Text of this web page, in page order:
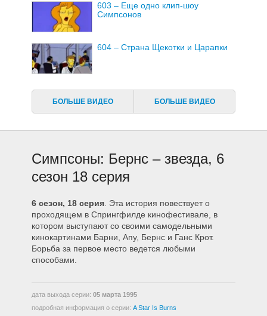
603 – Еще одно клип-шоу
Симпсонов
604 – Страна Щекотки и Царапки
607 – Подруга Барта
608 – Лиза на льду
609 – Гомер – плохой парень
610 – Дедушка против
сексуального бессилия
БОЛЬШЕ ВИДЕО БОЛЬШЕ ВИДЕО
Симпсоны: Бернс – звезда, 6
сезон 18 серия
6 сезон, 18 серия . Эта история повествует о
проходящем в Спрингфилде кинофестивале, в
котором выступают со своими самодельными
кинокартинами Барни, Апу, Бернс и Ганс Крот.
Борьба за первое место ведется любыми
способами.
дата выхода серии: 05 марта 1995
подробная информация о серии: A Star Is Burns